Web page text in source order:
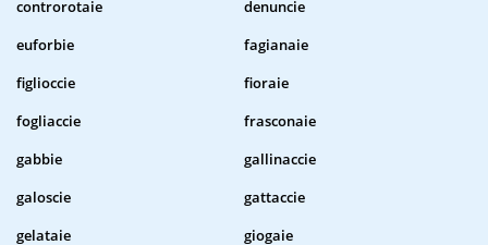
controrotaie
denuncie
euforbie
fagianaie
figlioccie
fioraie
fogliaccie
frasconaie
gabbie
gallinaccie
galoscie
gattaccie
gelataie
giogaie